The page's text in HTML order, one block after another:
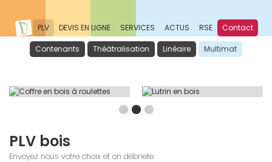
PLV DEVIS EN LIGNE SERVICES ACTUS RSE Contact
Contenants Théâtralisation Linéaire Multimat
PLV bois
Envoyez nous votre choix et on débriefe